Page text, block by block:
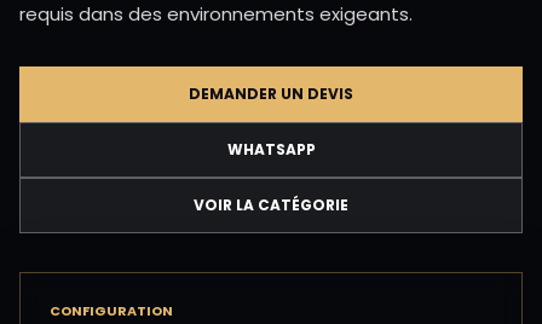
requis dans des environnements exigeants.
DEMANDER UN DEVIS
WHATSAPP
VOIR LA CATÉGORIE
CONFIGURATION